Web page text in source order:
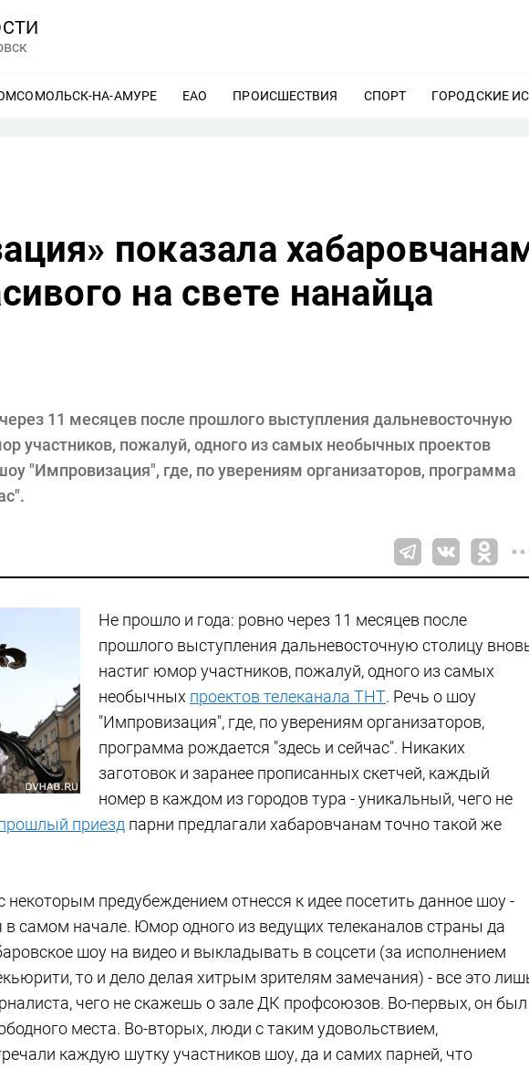
НА-АМУРЕ ЕЩЕ
ЕАО ЕЩЕ
ПРОИСШЕСТВИЯ ЕЩЕ
СПОРТ ЕЩЕ
ГОРОДСКИЕ
показала
на свете нанайца
11 месяцев после прошлого выступления дальневосточную
участников, пожалуй, одного из самых необычных проектов
"Импровизация", где, по уверениям организаторов, программа
Не прошло и года: ровно через 11 месяцев после
прошлого выступления дальневосточную столицу
настиг юмор участников, пожалуй, одного из самых
необычных проектов телеканала ТНТ. Речь о шоу
"Импровизация", где, по уверениям организаторов,
программа рождается "здесь и сейчас". Никаких
заготовок и заранее прописанных скетчей, каждый
номер в каждом из городов тура - уникальный, чего не
приезд парни предлагали хабаровчанам точно такой же
некоторым предубеждением отнесся к идее посетить данное шоу -
в самом начале. Юмор одного из ведущих телеканалов страны да
шоу на видео и выкладывать в соцсети (за исполнением
то и дело делая хитрым зрителям замечания) - все это
чего не скажешь о зале ДК профсоюзов. Во-первых, он был
места. Во-вторых, люди с таким удовольствием,
каждую шутку участников шоу, да и самих парней, что